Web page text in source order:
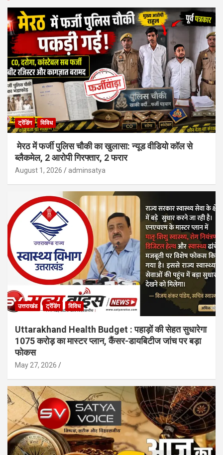
ट्रेंडिंग विविध
मेरठ में फर्जी पुलिस चौकी का खुलासा: न्यूड वीडियो कॉल से
ब्लैकमेल, 2 आरोपी गिरफ्तार, 2 फरार
August 1, 2026 adminsatya
उत्तराखंड ट्रेंडिंग विविध
Uttarakhand Health Budget : पहाड़ों की सेहत सुधारेगा
1075 करोड़ का मास्टर प्लान, कैंसर-डायबिटीज जांच पर बड़ा
फोकस
May 27, 2026